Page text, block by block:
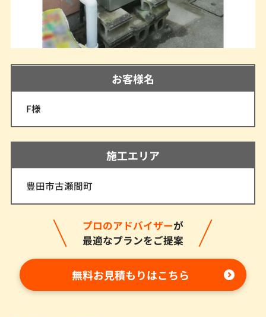
お客様名
F様
施工エリア
豊田市古瀬間町
プロのアドバイザーが
最適なプランをご提案
無料お見積もりはこちら